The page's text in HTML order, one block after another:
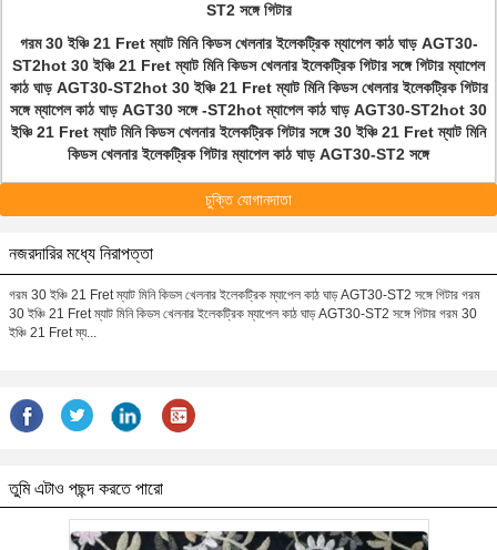
ST2 সঙ্গে গিটার
গরম 30 ইঞ্চি 21 Fret ম্যাট মিনি কিডস খেলনার ইলেকট্রিক ম্যাপেল কাঠ ঘাড় AGT30-
ST2hot 30 ইঞ্চি 21 Fret ম্যাট মিনি কিডস খেলনার ইলেকট্রিক গিটার সঙ্গে গিটার ম্যাপেল
কাঠ ঘাড় AGT30-ST2hot 30 ইঞ্চি 21 Fret ম্যাট মিনি কিডস খেলনার ইলেকট্রিক গিটার
সঙ্গে ম্যাপেল কাঠ ঘাড় AGT30 সঙ্গে -ST2hot ম্যাপেল কাঠ ঘাড় AGT30-ST2hot 30
ইঞ্চি 21 Fret ম্যাট মিনি কিডস খেলনার ইলেকট্রিক গিটার সঙ্গে 30 ইঞ্চি 21 Fret ম্যাট মিনি
কিডস খেলনার ইলেকট্রিক গিটার ম্যাপেল কাঠ ঘাড় AGT30-ST2 সঙ্গে
চুক্তি যোগানদাতা
নজরদারির মধ্যে নিরাপত্তা
গরম 30 ইঞ্চি 21 Fret ম্যাট মিনি কিডস খেলনার ইলেকট্রিক ম্যাপেল কাঠ ঘাড় AGT30-ST2 সঙ্গে গিটার গরম
30 ইঞ্চি 21 Fret ম্যাট মিনি কিডস খেলনার ইলেকট্রিক ম্যাপেল কাঠ ঘাড় AGT30-ST2 সঙ্গে গিটার গরম 30
ইঞ্চি 21 Fret ম্য...
তুমি এটাও পছন্দ করতে পারো